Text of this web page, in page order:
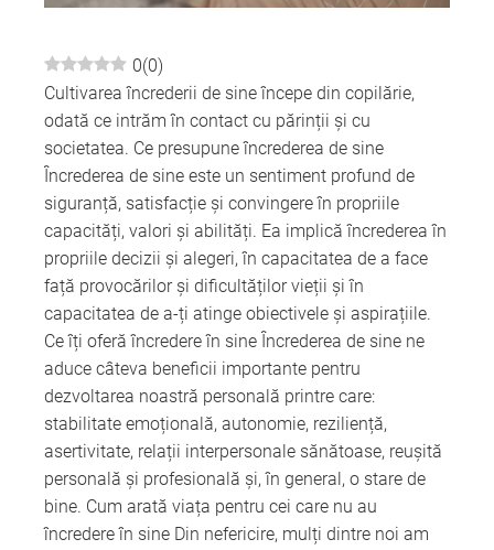
0(0)
Cultivarea încrederii de sine începe din copilărie,
odată ce intrăm în contact cu părinții și cu
societatea. Ce presupune încrederea de sine
Încrederea de sine este un sentiment profund de
siguranță, satisfacție și convingere în propriile
capacități, valori și abilități. Ea implică încrederea în
propriile decizii și alegeri, în capacitatea de a face
față provocărilor și dificultăților vieții și în
capacitatea de a-ți atinge obiectivele și aspirațiile.
Ce îți oferă încredere în sine Încrederea de sine ne
aduce câteva beneficii importante pentru
dezvoltarea noastră personală printre care:
stabilitate emoțională, autonomie, reziliență,
asertivitate, relații interpersonale sănătoase, reușită
personală și profesională și, în general, o stare de
bine. Cum arată viața pentru cei care nu au
încredere în sine Din nefericire, mulți dintre noi am